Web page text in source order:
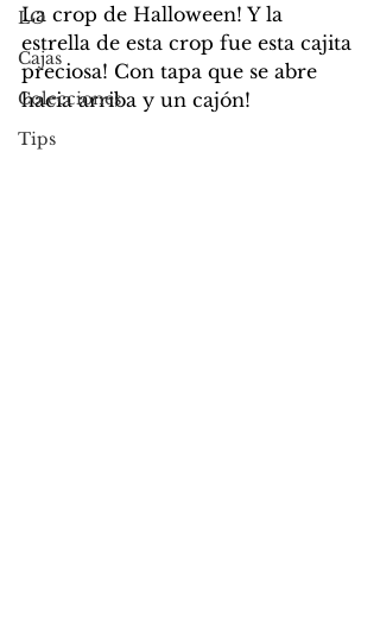
LO
Cajas
Colecciones
Tips
La crop de Halloween! Y la
estrella de esta crop fue esta cajita
preciosa! Con tapa que se abre
hacia arriba y un cajón!